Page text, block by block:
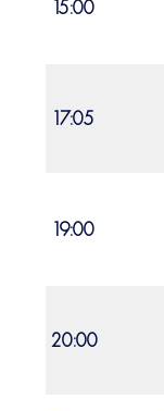
15:00
17:05
19:00
20:00